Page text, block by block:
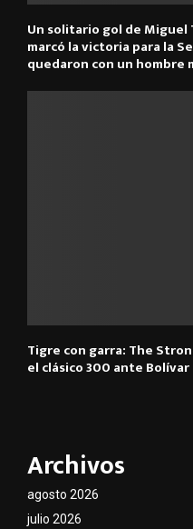
Un solitario gol de Miguel
marcó la victoria para la
quedaron con un hombre
Tigre con garra: The
el clásico 300 ante Bolívar
Archivos
agosto 2026
julio 2026